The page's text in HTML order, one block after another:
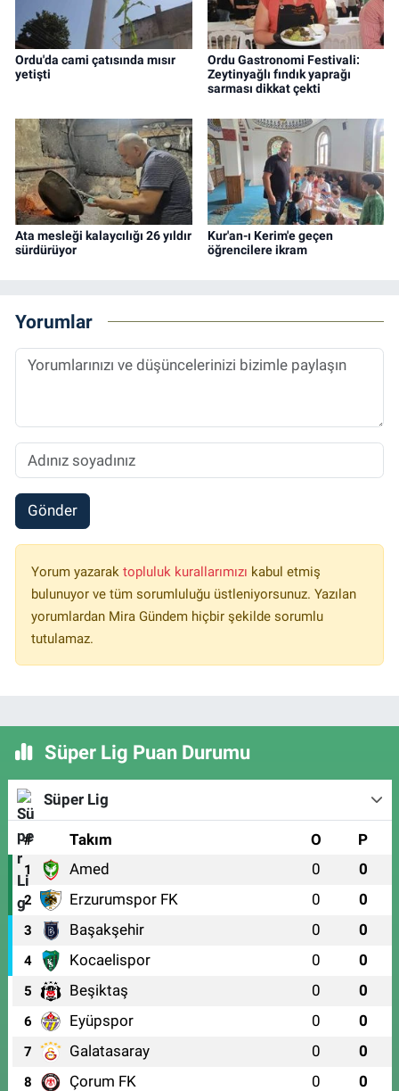
Ordu'da cami çatısında mısır
yetişti
Ordu Gastronomi Festivali:
Zeytinyağlı fındık yaprağı
sarması dikkat çekti
Ata mesleği kalaycılığı 26 yıldır
sürdürüyor
Kur'an-ı Kerim'e geçen
öğrencilere ikram
Yorumlar
Gönder
Yorum yazarak topluluk kurallarımızı kabul etmiş
bulunuyor ve tüm sorumluluğu üstleniyorsunuz. Yazılan
yorumlardan Mira Gündem hiçbir şekilde sorumlu
tutulamaz.
Süper Lig Puan Durumu
Süper Lig
# Takım O P
1 Amed 0 0
2 Erzurumspor FK 0 0
3 Başakşehir 0 0
4 Kocaelispor 0 0
5 Beşiktaş 0 0
6 Eyüpspor 0 0
7 Galatasaray 0 0
8 Çorum FK 0 0